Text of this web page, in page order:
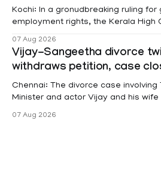
Kochi: In a gronudbreaking ruling
employment rights, the Kerala High
projects are eligible for paid medical
hysterectomy surgery under the
(KSR). The court noted that since essential benefits like
maternity
07 Aug 2026
Vijay-Sangeetha divorce
withdraws petition, case
Chennai: The divorce case involving
Minister and actor Vijay and his
Sowrnalingam has taken a new turn
07 Aug 2026